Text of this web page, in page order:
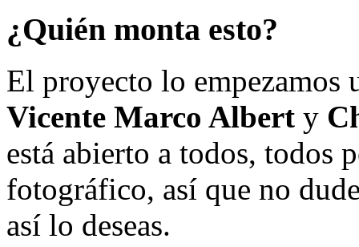
¿Quién monta esto?
El proyecto lo empezamos
Vicente Marco Albert y
está abierto a todos, todos
fotográfico, así que no
así lo deseas.